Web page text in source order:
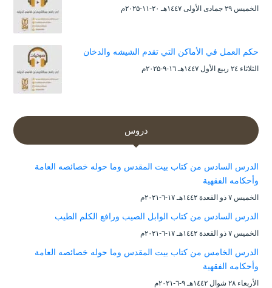
الخميس ۲۹ جمادى الأولى ۱٤٤۷هـ ۲۰-۱۱-۲۰۲۵م
حكم العمل في الأماكن التي تقدم الشيشه والدخان
الثلاثاء ۲٤ ربيع الأول ۱٤٤۷هـ ۱٦-۹-۲۰۲۵م
دروس
الدرس السادس من كتاب بيت المقدس وما حوله خصائصه العامة
وأحكامه الفقهية
الخميس ۷ ذو القعدة ۱٤٤۲هـ ۱۷-٦-۲۰۲۱م
الدرس السادس من كتاب الوابل الصيب ورافع الكلم الطيب
الخميس ۷ ذو القعدة ۱٤٤۲هـ ۱۷-٦-۲۰۲۱م
الدرس الخامس من كتاب بيت المقدس وما حوله خصائصه العامة
وأحكامه الفقهية
الأربعاء ۲۸ شوال ۱٤٤۲هـ ۹-٦-۲۰۲۱م